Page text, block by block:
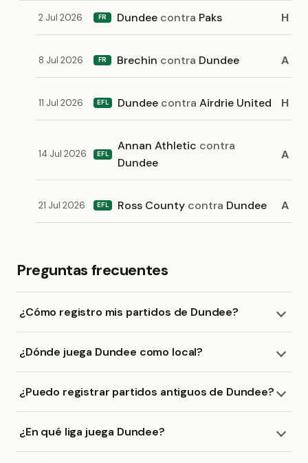
2 Jul 2026 FR Dundee contra Paks H
8 Jul 2026 FR Brechin contra Dundee A
11 Jul 2026 EFL Dundee contra Airdrie United H
14 Jul 2026 EFL
Annan Athletic contra
Dundee
A
21 Jul 2026 EFL Ross County contra Dundee A
Preguntas frecuentes
¿Cómo registro mis partidos de Dundee?
¿Dónde juega Dundee como local?
¿Puedo registrar partidos antiguos de Dundee?
¿En qué liga juega Dundee?